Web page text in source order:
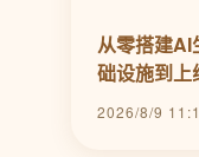
从零搭建AI
础设施到上
2026/8/9